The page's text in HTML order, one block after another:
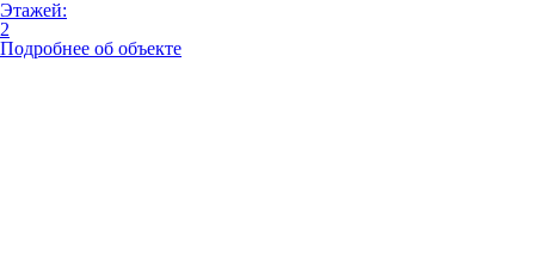
Этажей:
2
Подробнее об объекте